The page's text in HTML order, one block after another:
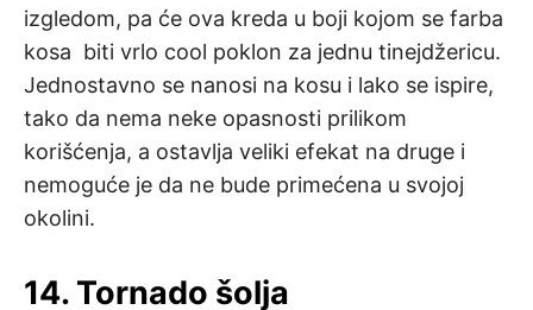
izgledom, pa će ova kreda u boji kojom se farba
kosa biti vrlo cool poklon za jednu tinejdžericu.
Jednostavno se nanosi na kosu i lako se ispire,
tako da nema neke opasnosti prilikom
korišćenja, a ostavlja veliki efekat na druge i
nemoguće je da ne bude primećena u svojoj
okolini.
14. Tornado šolja